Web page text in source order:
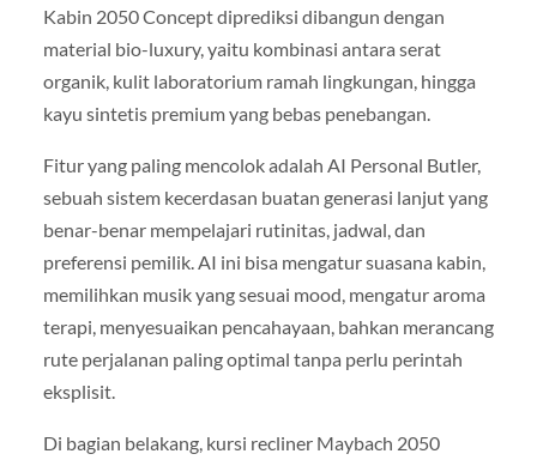
Kabin 2050 Concept diprediksi dibangun dengan
material bio-luxury, yaitu kombinasi antara serat
organik, kulit laboratorium ramah lingkungan, hingga
kayu sintetis premium yang bebas penebangan.
Fitur yang paling mencolok adalah AI Personal Butler,
sebuah sistem kecerdasan buatan generasi lanjut yang
benar-benar mempelajari rutinitas, jadwal, dan
preferensi pemilik. AI ini bisa mengatur suasana kabin,
memilihkan musik yang sesuai mood, mengatur aroma
terapi, menyesuaikan pencahayaan, bahkan merancang
rute perjalanan paling optimal tanpa perlu perintah
eksplisit.
Di bagian belakang, kursi recliner Maybach 2050